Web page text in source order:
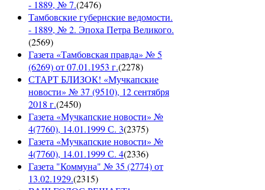
- 1889, № 7.(2476)
Тамбовские губернские ведомости.
- 1889, № 2. Эпоха Петра Великого.
(2569)
Газета «Тамбовская правда» № 5
(6269) от 07.01.1953 г.(2278)
СТАРТ БЛИЗОК! «Мучкапские
новости» № 37 (9510), 12 сентября
2018 г.(2450)
Газета «Мучкапские новости» №
4(7760), 14.01.1999 С. 3(2375)
Газета «Мучкапские новости» №
4(7760), 14.01.1999 С. 4(2336)
Газета "Коммуна" № 35 (2774) от
13.02.1929.(2315)